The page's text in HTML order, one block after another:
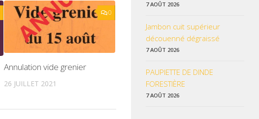
0
Annulation vide grenier
26 JUILLET 2021
7 AOÛT 2026
Jambon cuit supérieur
découenné dégraissé
7 AOÛT 2026
PAUPIETTE DE DINDE
FORESTIÈRE
7 AOÛT 2026